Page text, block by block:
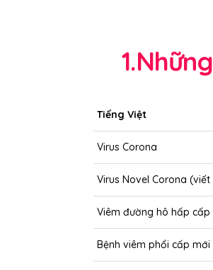
Tiếng Việt
Virus Corona
Virus Novel Corona
Viêm đường hô hấp cấp
Bệnh viêm phổi cấp mới